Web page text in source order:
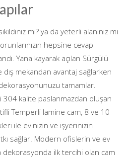
mı? ya da yeterli alanınız mı
hepsine cevap
Yana kayarak açılan Sürgülü
dış mekandan avantaj sağlarken
tamamlar.
304 kalite paslanmazdan oluşan
Temperli lamine cam, 8 ve 10
ile evinizin ve işyerinizin
sağlar. Modern ofislerin ve ev
dekorasyonda ilk tercihi olan cam